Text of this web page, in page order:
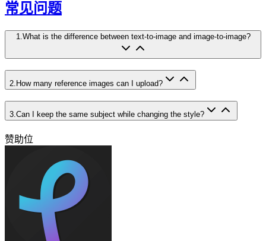
常见问题
1.What is the difference between text-to-image and image-to-image?
2 How many reference images can I upload?
3 Can I keep the same subject while changing the style?
赞助位